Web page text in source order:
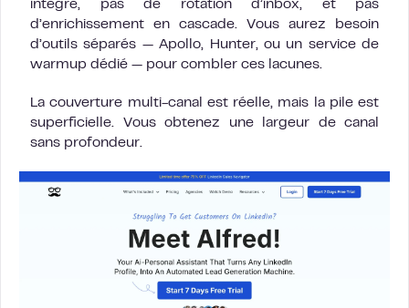
intégré, pas de rotation d’inbox, et pas
d’enrichissement en cascade. Vous aurez besoin
d’outils séparés — Apollo, Hunter, ou un service de
warmup dédié — pour combler ces lacunes.
La couverture multi-canal est réelle, mais la pile est
superficielle. Vous obtenez une largeur de canal
sans profondeur.